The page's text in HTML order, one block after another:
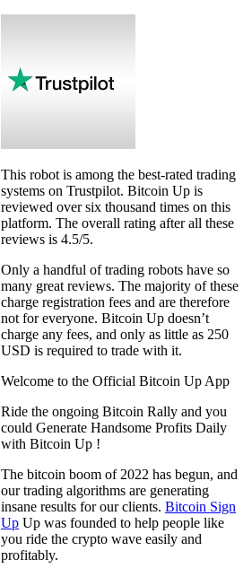
This robot is among the best-rated trading
systems on Trustpilot. Bitcoin Up is
reviewed over six thousand times on this
platform. The overall rating after all these
reviews is 4.5/5.
Only a handful of trading robots have so
many great reviews. The majority of these
charge registration fees and are therefore
not for everyone. Bitcoin Up doesn’t
charge any fees, and only as little as 250
USD is required to trade with it.
Welcome to the Official Bitcoin Up App
Ride the ongoing Bitcoin Rally and you
could Generate Handsome Profits Daily
with Bitcoin Up !
The bitcoin boom of 2022 has begun, and
our trading algorithms are generating
insane results for our clients. Bitcoin Sign
Up Up was founded to help people like
you ride the crypto wave easily and
profitably.